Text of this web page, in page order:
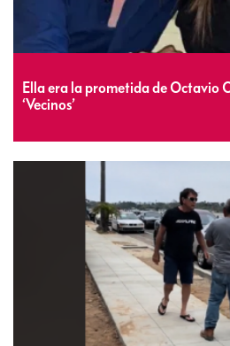
Ella era la prometida de Octavio
‘Vecinos’